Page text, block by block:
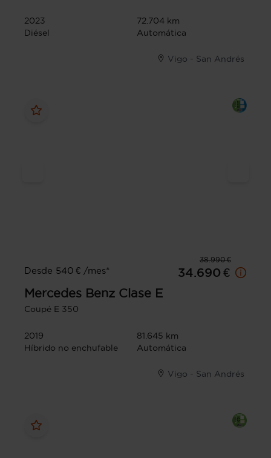
2023
72.704 km
Diésel
Automática
Vigo - San Andrés
38.990 €
Desde 540 € /mes*
34.690 €
Mercedes Benz Clase E
Coupé E 350
2019
81.645 km
Híbrido no enchufable
Automática
Vigo - San Andrés